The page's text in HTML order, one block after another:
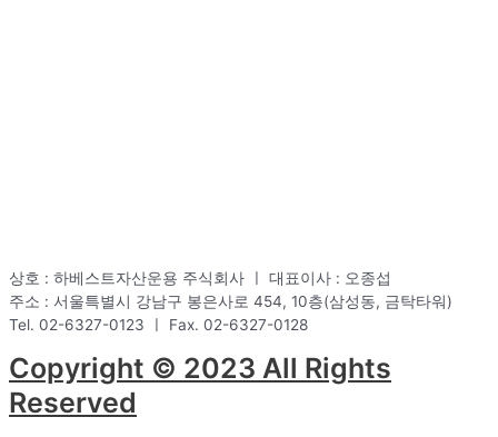
상호 : 하베스트자산운용 주식회사 ㅣ 대표이사 : 오종섭
주소 : 서울특별시 강남구 봉은사로 454, 10층(삼성동, 금탁타워)
Tel. 02-6327-0123 ㅣ Fax. 02-6327-0128
Copyright © 2023 All Rights
Reserved